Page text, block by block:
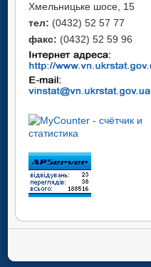
Хмельницьке шосе, 15
тел: (0432) 52 57 77
факс: (0432) 52 59 96